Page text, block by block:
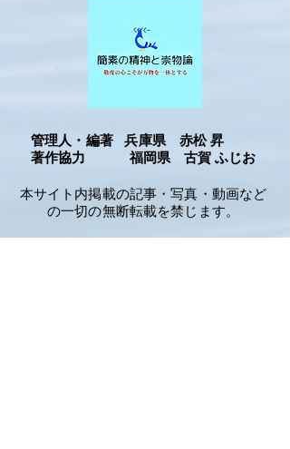
管理人・編著 兵庫県 赤松 昇
著作協力 福岡県 古賀 ふじお
​本サイト内掲載の記事・写真・動画など
の一切の無断転載を禁じます。